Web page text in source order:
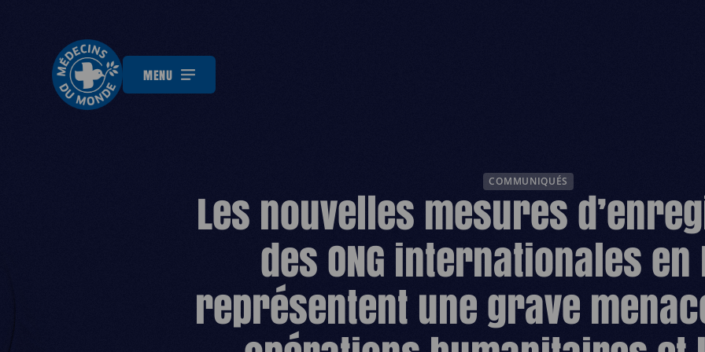
MENU
COMMUNIQUÉS
Les nouvelles mesures
des ONG internationales
représentent une grave